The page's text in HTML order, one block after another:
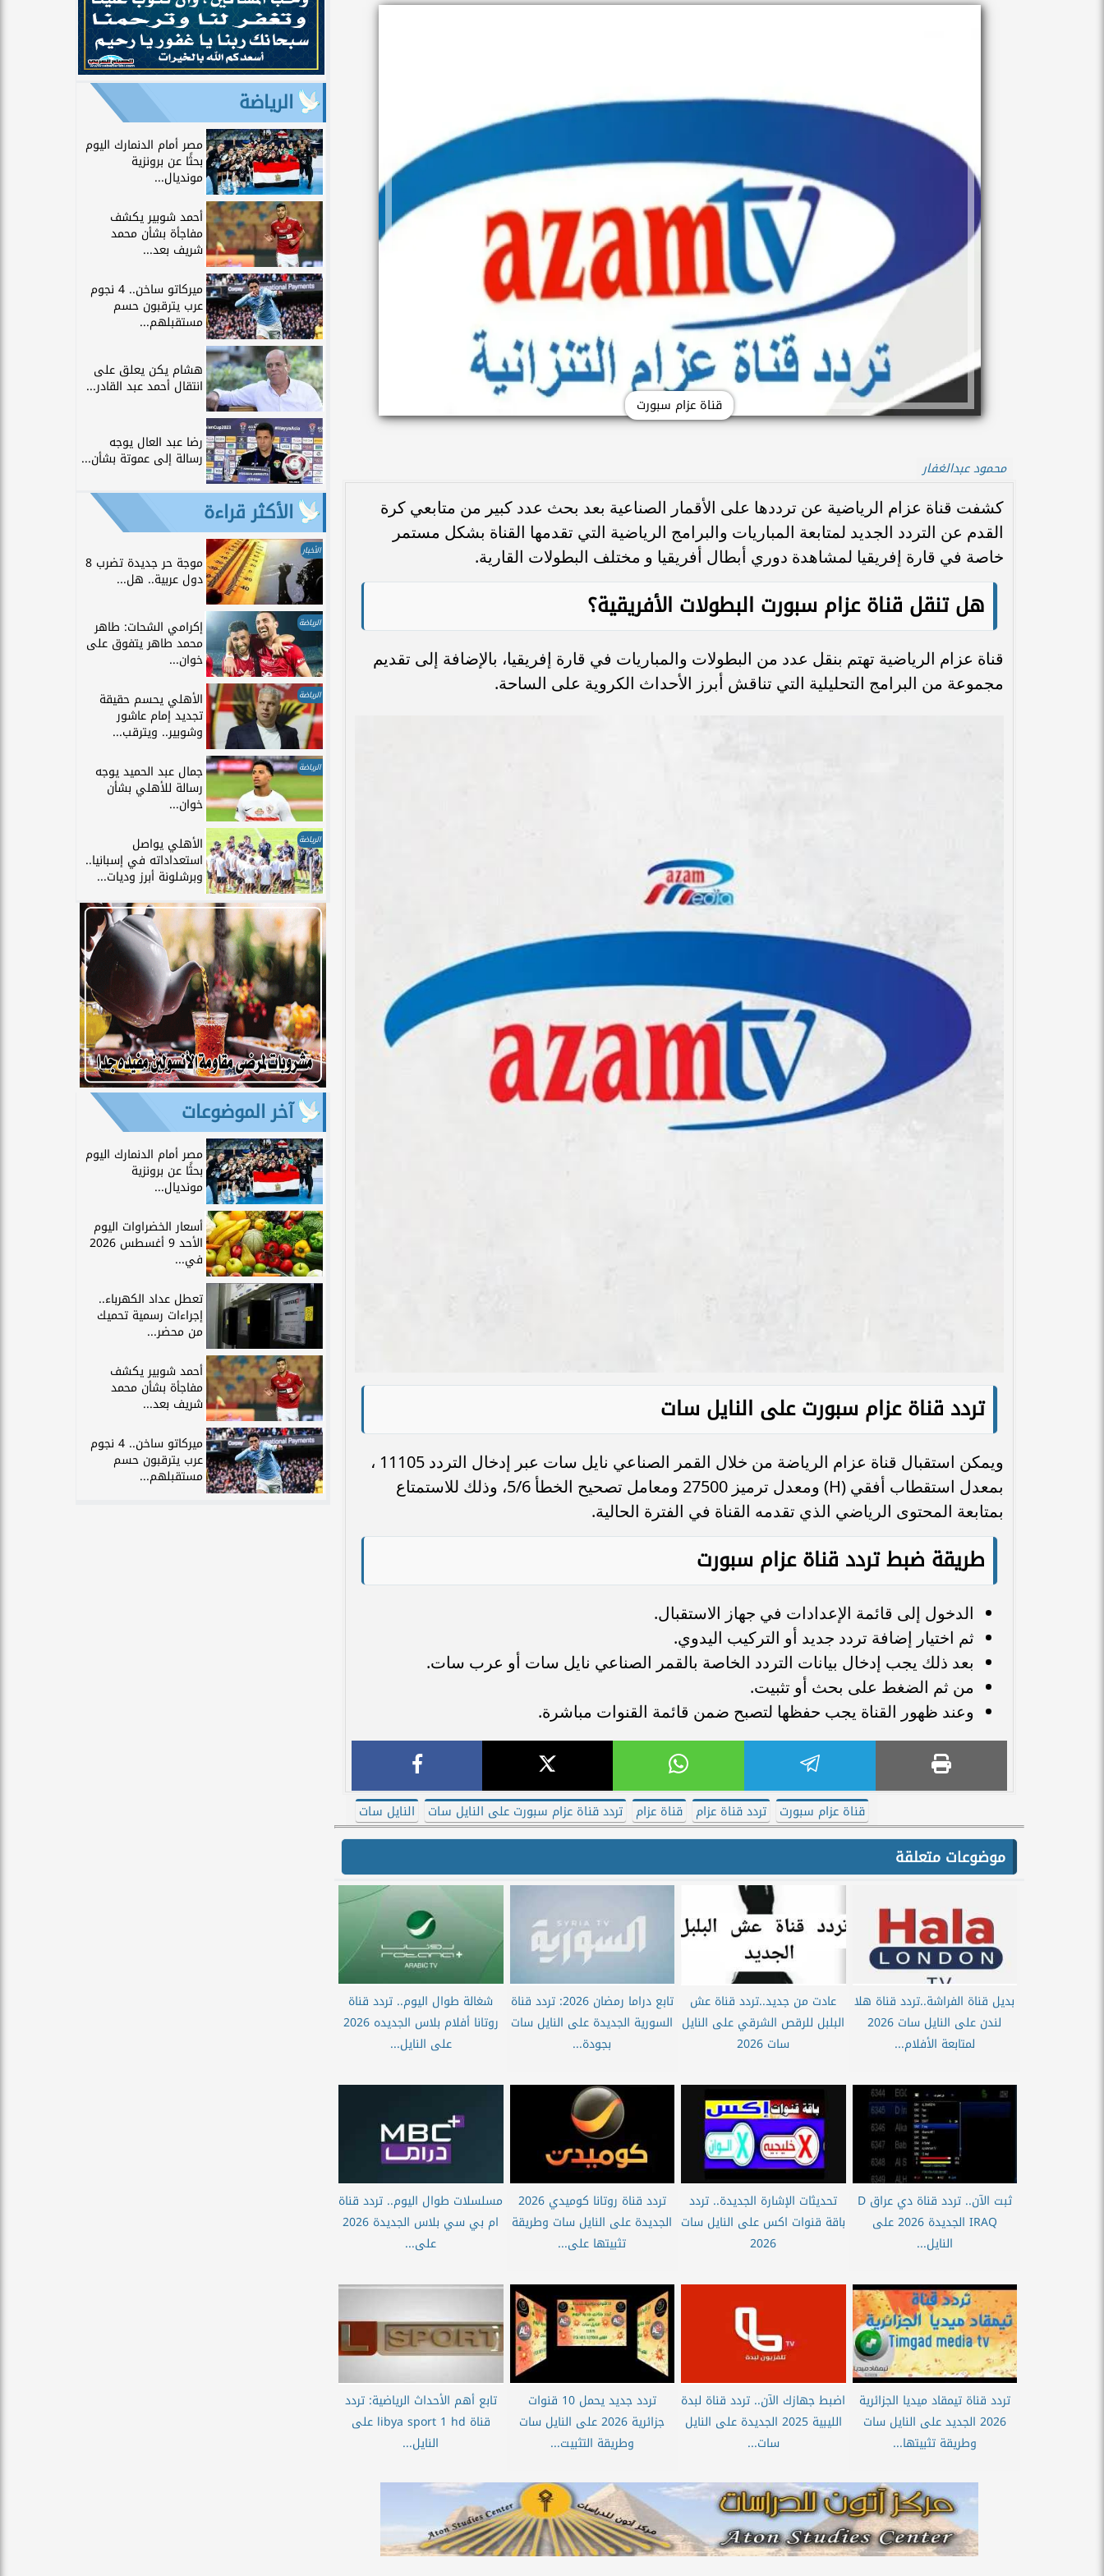
قناة عزام سبورت
محمود عبدالغفار
كشفت قناة عزام الرياضية عن ترددها على الأقمار الصناعية بعد بحث عدد كبير من متابعي كرة
القدم عن التردد الجديد لمتابعة المباريات والبرامج الرياضية التي تقدمها القناة بشكل مستمر
خاصة في قارة إفريقيا لمشاهدة دوري أبطال أفريقيا و مختلف البطولات القارية.
هل تنقل قناة عزام سبورت البطولات الأفريقية؟
قناة عزام الرياضية تهتم بنقل عدد من البطولات والمباريات في قارة إفريقيا، بالإضافة إلى تقديم
مجموعة من البرامج التحليلية التي تناقش أبرز الأحداث الكروية على الساحة.
تردد قناة عزام سبورت على النايل سات
ويمكن استقبال قناة عزام الرياضة من خلال القمر الصناعي نايل سات عبر إدخال التردد 11105 ،
بمعدل استقطاب أفقي (H) ومعدل ترميز 27500 ومعامل تصحيح الخطأ 5/6، وذلك للاستمتاع
بمتابعة المحتوى الرياضي الذي تقدمه القناة في الفترة الحالية.
طريقة ضبط تردد قناة عزام سبورت
الدخول إلى قائمة الإعدادات في جهاز الاستقبال.
ثم اختيار إضافة تردد جديد أو التركيب اليدوي.
بعد ذلك يجب إدخال بيانات التردد الخاصة بالقمر الصناعي نايل سات أو عرب سات.
من ثم الضغط على بحث أو تثبيت.
وعند ظهور القناة يجب حفظها لتصبح ضمن قائمة القنوات مباشرة.
قناة عزام سبورت تردد قناة عزام قناة عزام تردد قناة عزام سبورت على النايل سات النايل سات
موضوعات متعلقة
بديل قناة الفراشة..تردد قناة هلا
لندن على النايل سات 2026
لمتابعة الأفلام...
عادت من جديد..تردد قناة عش
البلبل للرقص الشرقي على النايل
سات 2026
تابع دراما رمضان 2026: تردد قناة
السورية الجديدة على النايل سات
بجودة...
شغالة طوال اليوم.. تردد قناة
روتانا أفلام بلاس الجديده 2026
على النايل...
ثبت الآن.. تردد قناة دي عراق D
IRAQ الجديدة 2026 على
النايل...
تحديثات الإشارة الجديدة.. تردد
باقة قنوات اكس على النايل سات
2026
تردد قناة روتانا كوميدي 2026
الجديدة على النايل سات وطريقة
تثبيتها على...
مسلسلات طوال اليوم.. تردد قناة
ام بي سي بلاس الجديدة 2026
على...
تردد قناة تيمقاد ميديا الجزائرية
2026 الجديد على النايل سات
وطريقة تثبيتها...
اضبط جهازك الآن.. تردد قناة لبدة
الليبية 2025 الجديدة على النايل
سات...
تردد جديد يحمل 10 قنوات
جزائرية 2026 على النايل سات
وطريقة التثبيت...
تابع أهم الأحداث الرياضية: تردد
قناة libya sport 1 hd على
النايل...
الرياضة
مصر أمام الدنمارك اليوم
بحثًا عن برونزية
مونديال...
أحمد شوبير يكشف
مفاجأة بشأن محمد
شريف بعد...
ميركاتو ساخن.. 4 نجوم
عرب يترقبون حسم
مستقبلهم...
هشام يكن يعلق على
انتقال أحمد عبد القادر...
رضا عبد العال يوجه
رسالة إلى عموتة بشأن...
الأكثر قراءة
الأخبار
موجة حر جديدة تضرب 8
دول عربية.. هل...
الرياضة إكرامي الشحات: طاهر
محمد طاهر يتفوق على
خوان...
الرياضة الأهلي يحسم حقيقة
تجديد إمام عاشور
وشوبير.. ويترقب...
الرياضة جمال عبد الحميد يوجه
رسالة للأهلي بشأن
خوان...
الرياضة الأهلي يواصل
استعداداته في إسبانيا..
وبرشلونة أبرز وديات...
آخر الموضوعات
مصر أمام الدنمارك اليوم
بحثًا عن برونزية
مونديال...
أسعار الخضراوات اليوم
الأحد 9 أغسطس 2026
في...
تعطل عداد الكهرباء..
إجراءات رسمية تحميك
من محضر...
أحمد شوبير يكشف
مفاجأة بشأن محمد
شريف بعد...
ميركاتو ساخن.. 4 نجوم
عرب يترقبون حسم
مستقبلهم...